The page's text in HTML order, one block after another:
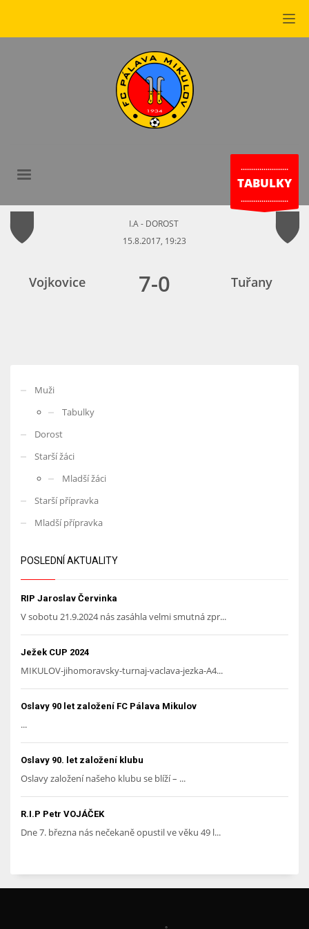
.......................
TABULKY
.......................
I.A - DOROST
15.8.2017, 19:23
Vojkovice 7-0 Tuřany
Muži
Tabulky
Dorost
Starší žáci
Mladší žáci
Starší přípravka
Mladší přípravka
POSLEDNÍ AKTUALITY
RIP Jaroslav Červinka
V sobotu 21.9.2024 nás zasáhla velmi smutná zpr...
Ježek CUP 2024
MIKULOV-jihomoravsky-turnaj-vaclava-jezka-A4...
Oslavy 90 let založení FC Pálava Mikulov
...
Oslavy 90. let založení klubu
Oslavy založení našeho klubu se blíží – ...
R.I.P Petr VOJÁČEK
Dne 7. března nás nečekaně opustil ve věku 49 l...